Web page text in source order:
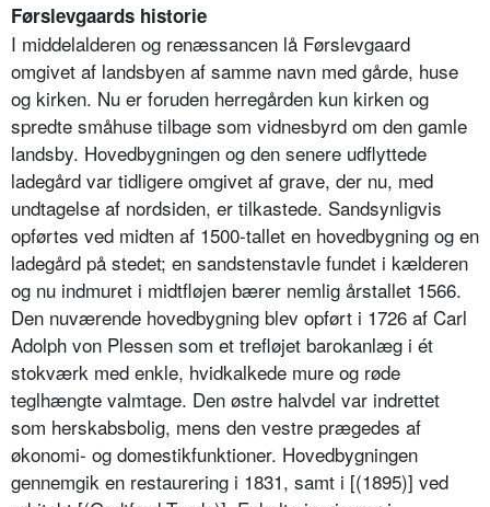
Førslevgaards historie
I middelalderen og renæssancen lå Førslevgaard
omgivet af landsbyen af samme navn med gårde, huse
og kirken. Nu er foruden herregården kun kirken og
spredte småhuse tilbage som vidnesbyrd om den gamle
landsby. Hovedbygningen og den senere udflyttede
ladegård var tidligere omgivet af grave, der nu, med
undtagelse af nordsiden, er tilkastede. Sandsynligvis
opførtes ved midten af 1500-tallet en hovedbygning og en
ladegård på stedet; en sandstenstavle fundet i kælderen
og nu indmuret i midtfløjen bærer nemlig årstallet 1566.
Den nuværende hovedbygning blev opført i 1726 af Carl
Adolph von Plessen som et trefløjet barokanlæg i ét
stokværk med enkle, hvidkalkede mure og røde
teglhængte valmtage. Den østre halvdel var indrettet
som herskabsbolig, mens den vestre prægedes af
økonomi- og domestikfunktioner. Hovedbygningen
gennemgik en restaurering i 1831, samt i [(1895)] ved